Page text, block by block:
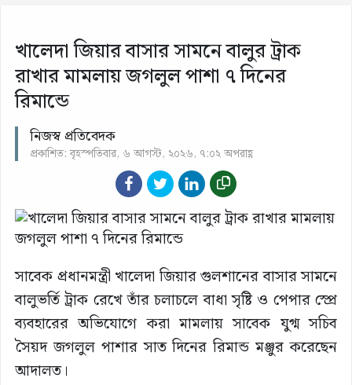
খালেদা জিয়ার বাসার সামনে বালুর ট্রাক
রাখার মামলায় জগলুল পাশা ৭ দিনের
রিমান্ডে
নিজস্ব প্রতিবেদক
প্রকাশিত: বৃহস্পতিবার, ৬ আগস্ট, ২০২৬, ৭:০২ অপরাহ্ণ
সাবেক প্রধানমন্ত্রী খালেদা জিয়ার গুলশানের বাসার সামনে
বালুভর্তি ট্রাক রেখে তাঁর চলাচলে বাধা সৃষ্টি ও পেপার স্প্রে
ব্যবহারের অভিযোগে করা মামলায় সাবেক যুগ্ম সচিব
সৈয়দ জগলুল পাশার সাত দিনের রিমান্ড মঞ্জুর করেছেন
আদালত।